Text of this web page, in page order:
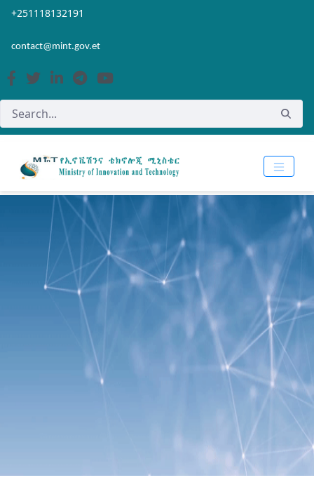
Skip to Main Content
Open Accessibility Menu
+251118132191
contact@mint.gov.et